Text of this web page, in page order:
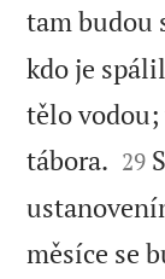
tam budou
kdo je
tělo
tábora. 

29
měsíce se